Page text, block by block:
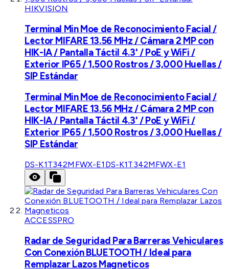
HIKVISION
Terminal Min Moe de Reconocimiento Facial /
Lector MIFARE 13.56 MHz / Cámara 2 MP con
HIK-IA / Pantalla Táctil 4.3' / PoE y WiFi /
Exterior IP65 / 1,500 Rostros / 3,000 Huellas /
SIP Estándar
Terminal Min Moe de Reconocimiento Facial /
Lector MIFARE 13.56 MHz / Cámara 2 MP con
HIK-IA / Pantalla Táctil 4.3' / PoE y WiFi /
Exterior IP65 / 1,500 Rostros / 3,000 Huellas /
SIP Estándar
DS-K1T342MFWX-E1 DS-K1T342MFWX-E1
ACCESSPRO
Radar de Seguridad Para Barreras Vehiculares
Con Conexión BLUETOOTH / Ideal para
Remplazar Lazos Magneticos